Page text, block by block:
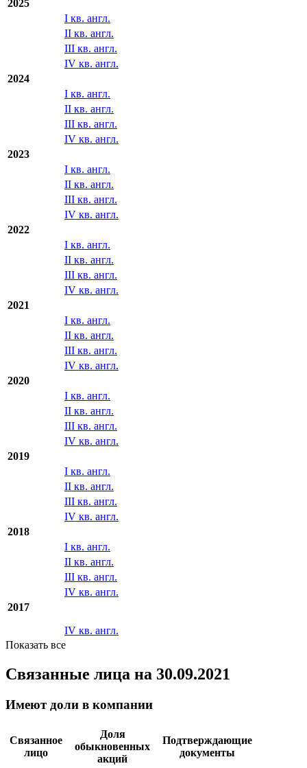
2025
I кв. англ.
II кв. англ.
III кв. англ.
IV кв. англ.
2024
I кв. англ.
II кв. англ.
III кв. англ.
IV кв. англ.
2023
I кв. англ.
II кв. англ.
III кв. англ.
IV кв. англ.
2022
I кв. англ.
II кв. англ.
III кв. англ.
IV кв. англ.
2021
I кв. англ.
II кв. англ.
III кв. англ.
IV кв. англ.
2020
I кв. англ.
II кв. англ.
III кв. англ.
IV кв. англ.
2019
I кв. англ.
II кв. англ.
III кв. англ.
IV кв. англ.
2018
I кв. англ.
II кв. англ.
III кв. англ.
IV кв. англ.
2017
IV кв. англ.
Показать все
Связанные лица на 30.09.2021
Имеют доли в компании
Связанное
лицо
Доля
обыкновенных
акций
Подтверждающие
документы